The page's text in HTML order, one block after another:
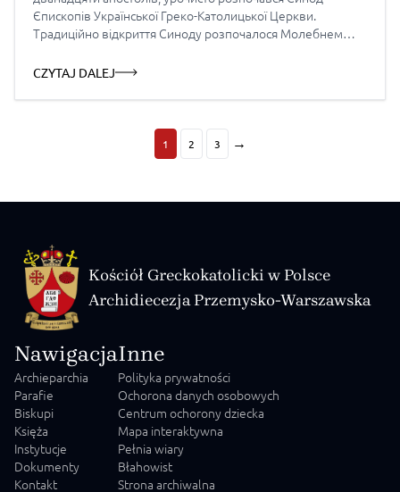
Єпископів Української Греко-Католицької Церкви.
Традиційно відкриття Синоду розпочалося Молебнем
синодальну присягу, а відтак урочисто перенесли Святе
днів триватимуть робочі засідання. Перед початком
Андрій Хім’як зачитав Декрет Отця […]
CZYTAJ DALEJ
1 2 3 →
Kościół Greckokatolicki w Polsce
Archidiecezja Przemysko-Warszawska
Nawigacja
Archieparchia
Parafie
Biskupi
Księża
Instytucje
Dokumenty
Kontakt
Inne
Polityka prywatności
Ochorona danych osobowych
Centrum ochorony dziecka
Mapa interaktywna
Pełnia wiary
Błahowist
Strona archiwalna